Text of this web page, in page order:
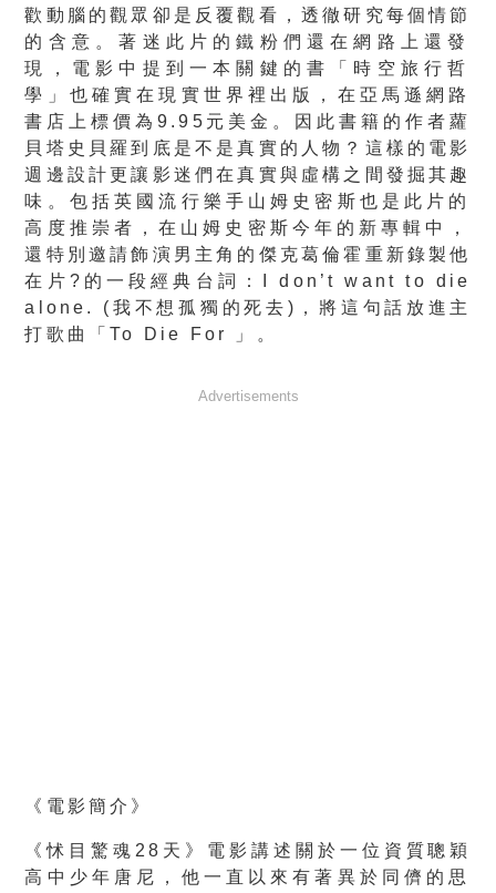
歡動腦的觀眾卻是反覆觀看，透徹研究每個情節
的含意。著迷此片的鐵粉們還在網路上還發
現，電影中提到一本關鍵的書「 時空旅行哲
學」也確實在現實世界裡出版， 在亞馬遜網路
書店上標價為9.95元美金。
因此書籍的作者蘿
貝塔史貝羅到底是不是真實的人物？ 這樣的電影
週邊設計更讓影迷們在真實與虛構之間發掘其趣
味。 包括英國流行樂手山姆史密斯也是此片的
高度推崇者，在山姆史密斯今年的新專輯中，
還特別邀請飾演男主角的傑克葛倫霍重新錄製他
在片? 的一段經典台詞：I don’t want to die
alone. (我不想孤獨的死去)，將這句話放進主
打歌曲「To Die For 」。
Advertisements
《電影簡介》
《怵目驚魂28天》電影講述關於一位資質聰穎
高中少年唐尼， 他一直以來有著異於同儕的思